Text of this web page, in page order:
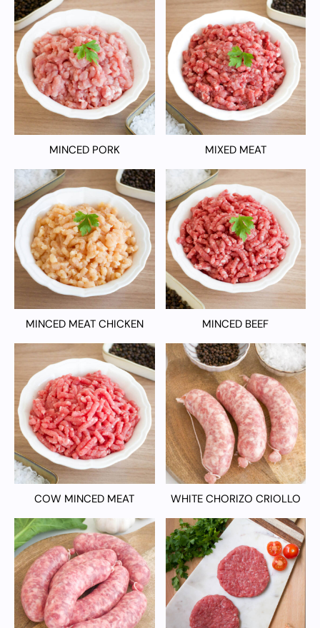
MINCED PORK MIXED MEAT
MINCED MEAT CHICKEN MINCED BEEF
COW MINCED MEAT WHITE CHORIZO CRIOLLO